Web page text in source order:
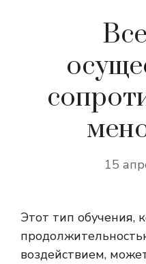
15
Этот тип обучения,
воздействием,